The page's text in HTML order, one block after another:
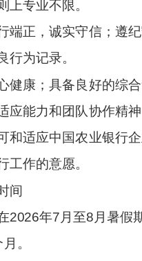
上专业不限。
端正，诚实守信；遵
行为记录。
健康；具备良好的综
应能力和团队协作精神
和适应中国农业银行
工作的意愿。
间
2026年7月至8月暑假
。